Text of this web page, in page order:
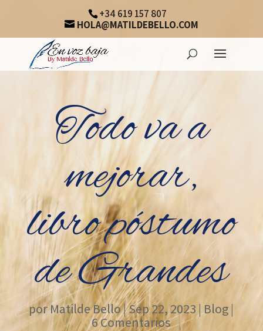
+34 619 157 807
HOLA@MATILDEBELLO.COM
Todo va a
mejorar,
libro póstumo
de Grandes
porMatilde Bello|Sep 22, 2023 |Blog|
6 Comentarios